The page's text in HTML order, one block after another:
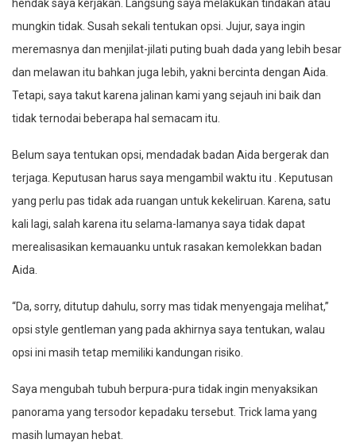
hendak saya kerjakan. Langsung saya melakukan tindakan atau
mungkin tidak. Susah sekali tentukan opsi. Jujur, saya ingin
meremasnya dan menjilat-jilati puting buah dada yang lebih besar
dan melawan itu bahkan juga lebih, yakni bercinta dengan Aida.
Tetapi, saya takut karena jalinan kami yang sejauh ini baik dan
tidak ternodai beberapa hal semacam itu.
Belum saya tentukan opsi, mendadak badan Aida bergerak dan
terjaga. Keputusan harus saya mengambil waktu itu . Keputusan
yang perlu pas tidak ada ruangan untuk kekeliruan. Karena, satu
kali lagi, salah karena itu selama-lamanya saya tidak dapat
merealisasikan kemauanku untuk rasakan kemolekkan badan
Aida.
“Da, sorry, ditutup dahulu, sorry mas tidak menyengaja melihat,”
opsi style gentleman yang pada akhirnya saya tentukan, walau
opsi ini masih tetap memiliki kandungan risiko.
Saya mengubah tubuh berpura-pura tidak ingin menyaksikan
panorama yang tersodor kepadaku tersebut. Trick lama yang
masih lumayan hebat.